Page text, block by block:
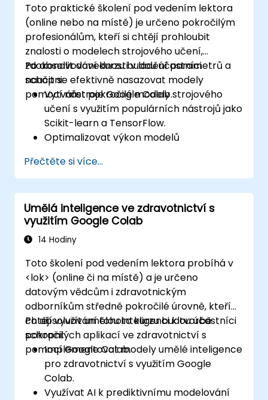
Toto praktické školení pod vedením lektora
(online nebo na místě) je určeno pokročilým
profesionálům, kteří si chtějí prohloubit
znalosti o modelech strojového učení,
zdokonalit dovednosti v ladění parametrů a
naučit se efektivně nasazovat modely
pomocí nástroje Google Colab.
Po absolvování kurzu budou účastníci
schopni:
Vytvářet pokročilé modely strojového
učení s využitím populárních nástrojů jako
Scikit-learn a TensorFlow.
Optimalizovat výkon modelů
Nasazovat modely strojového učení do
praktických aplikací pomocí Google
Colab.
Spolupracovat na rozsáhlých projektech
v oblasti strojového učení a spravovat je v
prostředí Google Colab.
Přečtěte si více...
Umělá inteligence ve zdravotnictví s
využitím Google Colab
14 Hodiny
Toto školení pod vedením lektora probíhá v
<lok> (online či na místě) a je určeno
datovým vědcům i zdravotnickým
odborníkům středně pokročilé úrovně, kteří
chtějí využít umělou inteligenci k tvorbě
pokročilých aplikací ve zdravotnictví s
pomocí Google Colab.
Po absolvování tohoto kurzu budou účastníci
schopni:
Implementovat modely umělé inteligence
pro zdravotnictví s využitím Google
Colab.
Využívat AI k prediktivnímu modelování